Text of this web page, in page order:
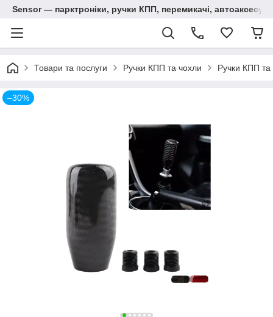
Sensor — парктроніки, ручки КПП, перемикачі,
Товари та послуги Ручки КПП та чохли Ручки КПП та
–30%